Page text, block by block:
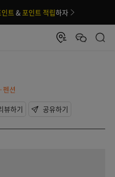
트 &포인트 적립하자
펜션
뷰하기 공유하기